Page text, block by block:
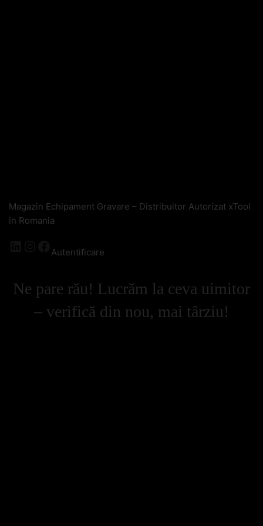
Magazin Echipament Gravare – Distribuitor Autorizat xTool
in Romania
LinkedIn
Instagram
Facebook
Autentificare
Ne pare rău! Lucrăm la ceva uimitor
– verifică din nou, mai târziu!